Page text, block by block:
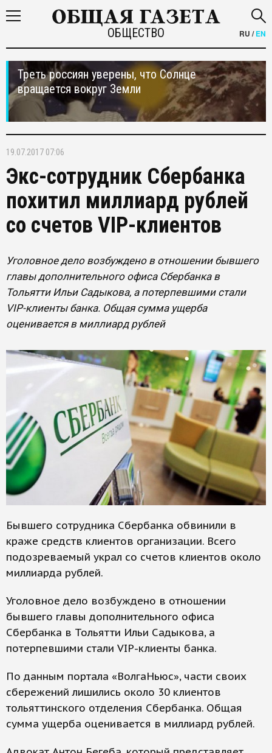
ОБЩЕСТВО RU /EN
Треть россиян уверены, что Солнце
вращается вокруг Земли
19.07.2017 07:06
Экс-сотрудник Сбербанка
похитил миллиард рублей
со счетов VIP-клиентов
Уголовное дело возбуждено в отношении бывшего
главы дополнительного офиса Сбербанка в
Тольятти Ильи Садыкова, а потерпевшими стали
VIP-клиенты банка. Общая сумма ущерба
оценивается в миллиард рублей
Бывшего сотрудника Сбербанка обвинили в
краже средств клиентов организации. Всего
подозреваемый украл со счетов клиентов около
миллиарда рублей.
Уголовное дело возбуждено в отношении
бывшего главы дополнительного офиса
Сбербанка в Тольятти Ильи Садыкова, а
потерпевшими стали VIP-клиенты банка.
По данным портала «ВолгаНьюс», части своих
сбережений лишились около 30 клиентов
тольяттинского отделения Сбербанка. Общая
сумма ущерба оценивается в миллиард рублей.